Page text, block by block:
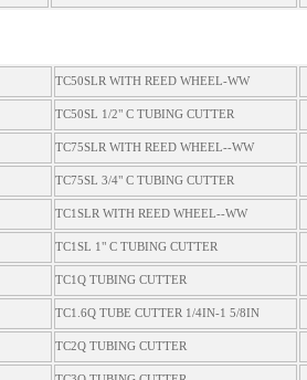
TC50SLR WITH REED WHEEL-WW
TC50SL 1/2" C TUBING CUTTER
TC75SLR WITH REED WHEEL--WW
TC75SL 3/4" C TUBING CUTTER
TC1SLR WITH REED WHEEL--WW
TC1SL 1" C TUBING CUTTER
TC1Q TUBING CUTTER
TC1.6Q TUBE CUTTER 1/4IN-1 5/8IN
TC2Q TUBING CUTTER